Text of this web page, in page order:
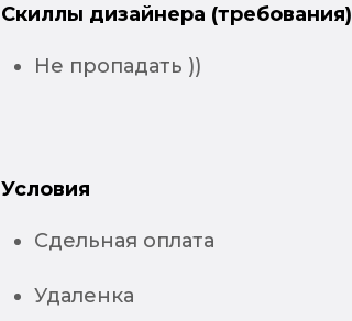
Скиллы дизайнера (требования)
Не пропадать ))
Условия
Сдельная оплата
Удаленка